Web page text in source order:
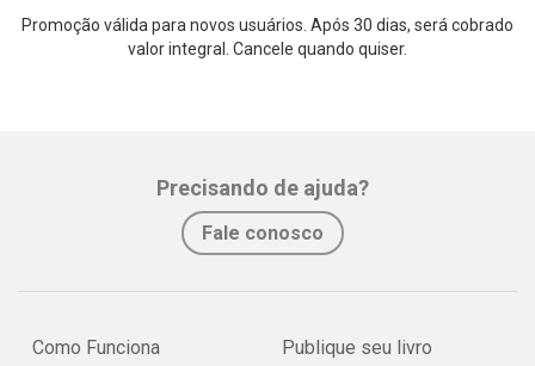
Promoção válida para novos usuários. Após 30 dias, será cobrado
valor integral. Cancele quando quiser.
Precisando de ajuda?
Fale conosco
Como Funciona
Publique seu livro